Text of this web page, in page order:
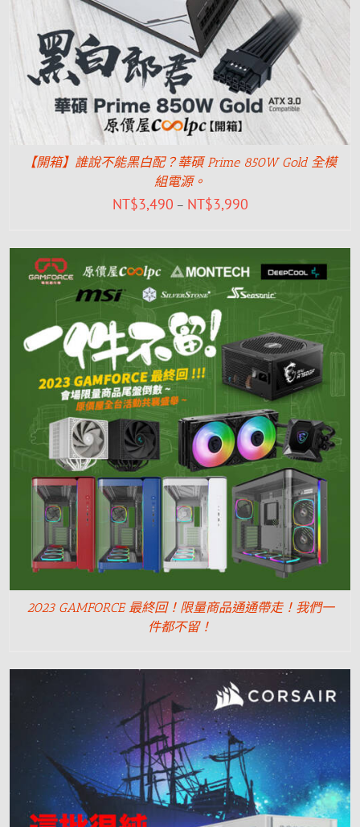
【開箱】誰說不能黑白配？華碩 Prime 850W Gold 全模
組電源。
NT$3,490 – NT$3,990
2023 GAMFORCE 最終回！限量商品通通帶走！我們一
件都不留！